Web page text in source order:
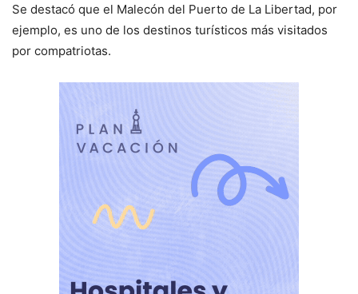
Se destacó que el Malecón del Puerto de La Libertad, por
ejemplo, es uno de los destinos turísticos más visitados
por compatriotas.